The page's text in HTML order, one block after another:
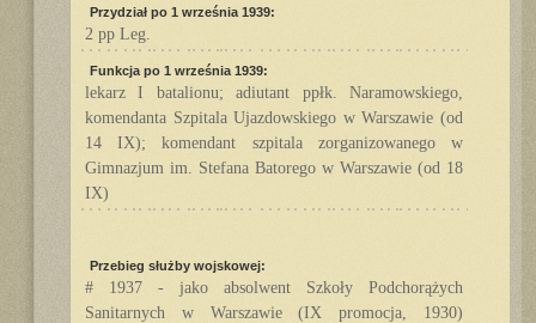
Przydział po 1 września 1939:
2 pp Leg.
Funkcja po 1 września 1939:
lekarz I batalionu; adiutant ppłk. Naramowskiego,
komendanta Szpitala Ujazdowskiego w Warszawie (od
14 IX); komendant szpitala zorganizowanego w
Gimnazjum im. Stefana Batorego w Warszawie (od 18
IX)
Przebieg służby wojskowej:
# 1937 - jako absolwent Szkoły Podchorążych
Sanitarnych w Warszawie (IX promocja, 1930)